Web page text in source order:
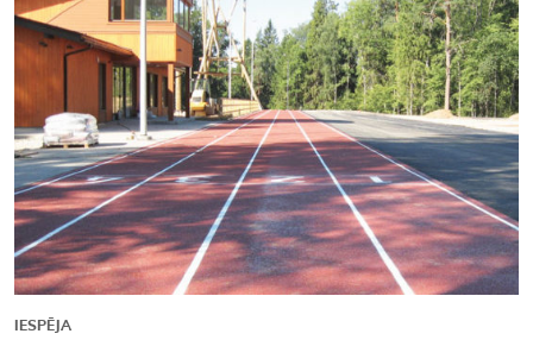
Kontakti
IESPĒJA